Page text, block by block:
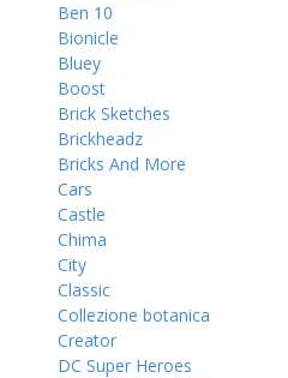
Ben 10
Bionicle
Bluey
Boost
Brick Sketches
Brickheadz
Bricks And More
Cars
Castle
Chima
City
Classic
Collezione botanica
Creator
DC Super Heroes